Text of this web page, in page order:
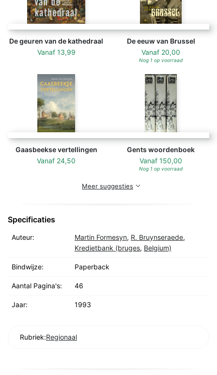
De geuren van de kathedraal
Vanaf 13,99
De eeuw van Brussel
Vanaf 20,00
Nog 1 op voorraad
Gaasbeekse vertellingen
Vanaf 24,50
Gents woordenboek
Vanaf 150,00
Nog 1 op voorraad
Meer suggesties
Specificaties
Auteur: Martin Formesyn, R. Bruynseraede,
Kredietbank (bruges, Belgium)
Bindwijze: Paperback
Aantal Pagina's: 46
Jaar: 1993
Rubriek:Regionaal